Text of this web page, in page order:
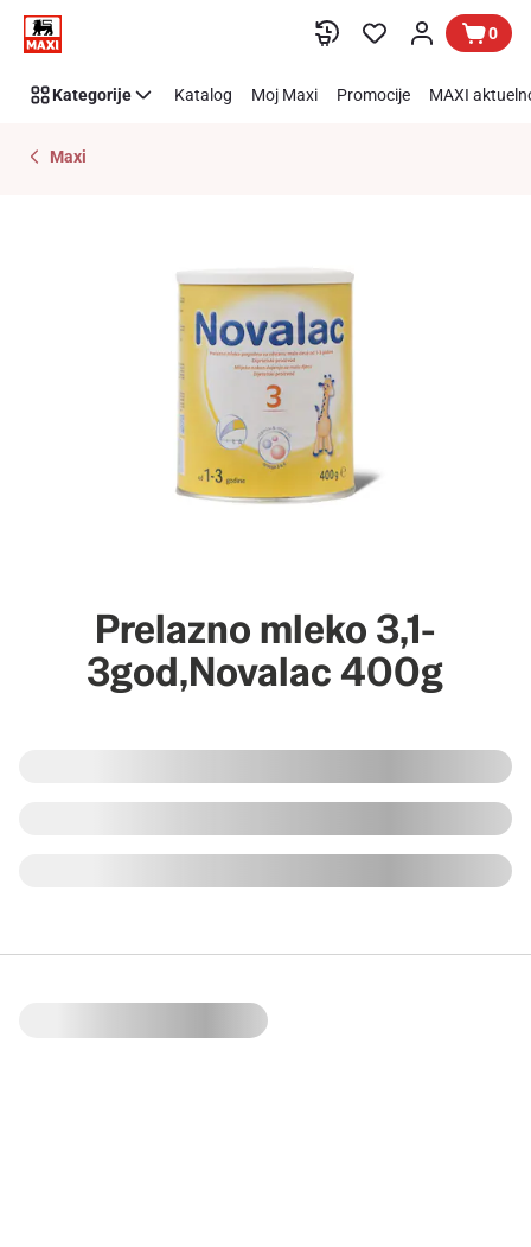
Preskoči link 0
Kategorije Katalog Moj Maxi Promocije MAXI
Maxi
Prelazno mleko 3,1-
3god,Novalac 400g